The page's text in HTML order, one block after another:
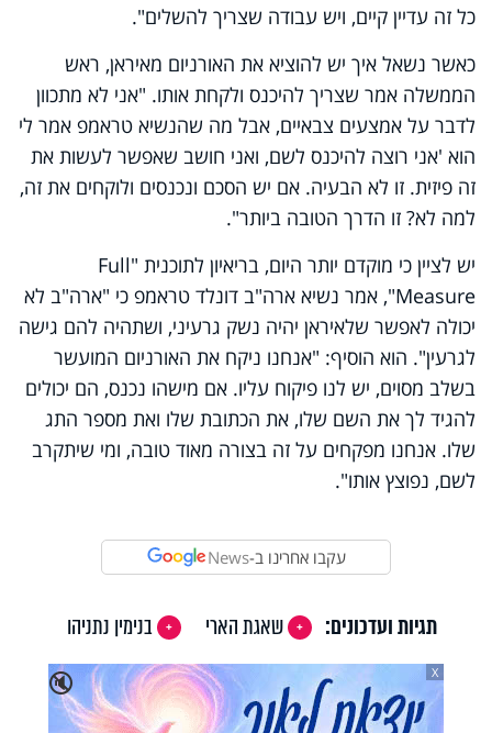
כל זה עדיין קיים, ויש עבודה שצריך להשלים".
כאשר נשאל איך יש להוציא את האורניום מאיראן, ראש
הממשלה אמר שצריך להיכנס ולקחת אותו. "אני לא מתכוון
לדבר על אמצעים צבאיים, אבל מה שהנשיא טראמפ אמר לי
הוא 'אני רוצה להיכנס לשם, ואני חושב שאפשר לעשות את
זה פיזית. זו לא הבעיה. אם יש הסכם ונכנסים ולוקחים את זה,
למה לא? זו הדרך הטובה ביותר".
יש לציין כי מוקדם יותר היום, בריאיון לתוכנית "Full
Measure", אמר נשיא ארה"ב דונלד טראמפ כי "ארה"ב לא
יכולה לאפשר שלאיראן יהיה נשק גרעיני, ושתהיה להם גישה
לגרעין". הוא הוסיף: "אנחנו ניקח את האורניום המועשר
בשלב מסוים, יש לנו פיקוח עליו. אם מישהו נכנס, הם יכולים
להגיד לך את השם שלו, את הכתובת שלו ואת מספר התג
שלו. אנחנו מפקחים על זה בצורה מאוד טובה, ומי שיתקרב
לשם, נפוצץ אותו".
עקבו אחרינו ב-News
תגיות ועדכונים: שאגת הארי
בנימין נתניהו
🔇
X